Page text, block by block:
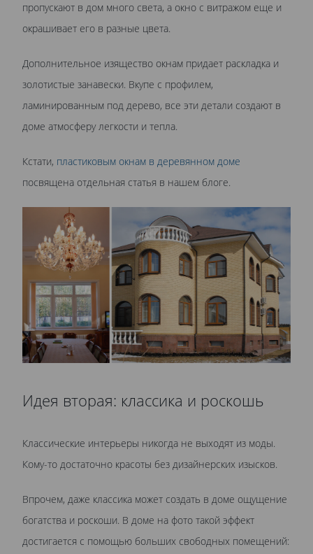
пропускают в дом много света, а окно с витражом еще и
окрашивает его в разные цвета.
Дополнительное изящество окнам придает раскладка и
золотистые занавески. Вкупе с профилем,
ламинированным под дерево, все эти детали создают в
доме атмосферу легкости и тепла.
Кстати, пластиковым окнам в деревянном доме
посвящена отдельная статья в нашем блоге.
Идея вторая: классика и роскошь
Классические интерьеры никогда не выходят из моды.
Кому-то достаточно красоты без дизайнерских изысков.
Впрочем, даже классика может создать в доме ощущение
богатства и роскоши. В доме на фото такой эффект
достигается с помощью больших свободных помещений: